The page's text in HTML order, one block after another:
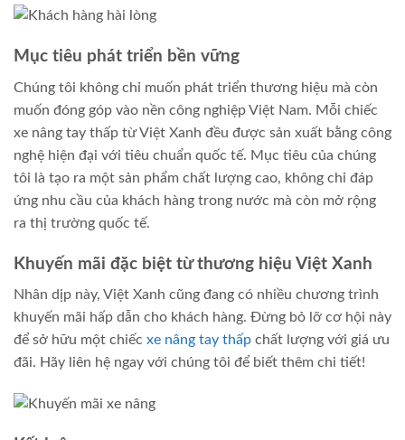
Mục tiêu phát triển bền vững
Chúng tôi không chỉ muốn phát triển thương hiệu mà còn
muốn đóng góp vào nền công nghiệp Việt Nam. Mỗi chiếc
xe nâng tay thấp từ Việt Xanh đều được sản xuất bằng công
nghệ hiện đại với tiêu chuẩn quốc tế. Mục tiêu của chúng
tôi là tạo ra một sản phẩm chất lượng cao, không chỉ đáp
ứng nhu cầu của khách hàng trong nước mà còn mở rộng
ra thị trường quốc tế.
Khuyến mãi đặc biệt từ thương hiệu Việt Xanh
Nhân dịp này, Việt Xanh cũng đang có nhiều chương trình
khuyến mãi hấp dẫn cho khách hàng. Đừng bỏ lỡ cơ hội này
để sở hữu một chiếc xe nâng tay thấp chất lượng với giá ưu
đãi. Hãy liên hệ ngay với chúng tôi để biết thêm chi tiết!